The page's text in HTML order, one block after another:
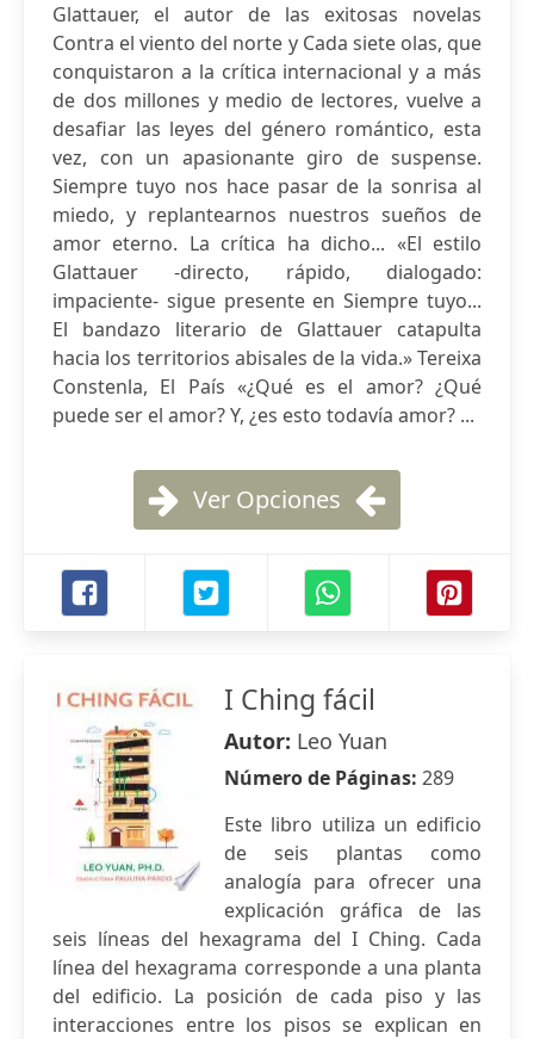
Glattauer, el autor de las exitosas novelas
Contra el viento del norte y Cada siete olas, que
conquistaron a la crítica internacional y a más
de dos millones y medio de lectores, vuelve a
desafiar las leyes del género romántico, esta
vez, con un apasionante giro de suspense.
Siempre tuyo nos hace pasar de la sonrisa al
miedo, y replantearnos nuestros sueños de
amor eterno. La crítica ha dicho... «El estilo
Glattauer -directo, rápido, dialogado:
impaciente- sigue presente en Siempre tuyo...
El bandazo literario de Glattauer catapulta
hacia los territorios abisales de la vida.» Tereixa
Constenla, El País «¿Qué es el amor? ¿Qué
puede ser el amor? Y, ¿es esto todavía amor? ...
Ver Opciones
I Ching fácil
Autor: Leo Yuan
Número de Páginas: 289
Este libro utiliza un edificio
de seis plantas como
analogía para ofrecer una
explicación gráfica de las
seis líneas del hexagrama del I Ching. Cada
línea del hexagrama corresponde a una planta
del edificio. La posición de cada piso y las
interacciones entre los pisos se explican en